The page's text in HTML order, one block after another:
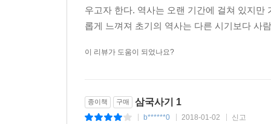
우고자 한다. 역사는 오랜 기간에 걸쳐 있지
롭게 느껴져 초기의 역사는 다른 시기보다 사
이 리뷰가 도움이 되었나요?
종이책 구매 삼국사기 1
b******0 2018-01-02 신고